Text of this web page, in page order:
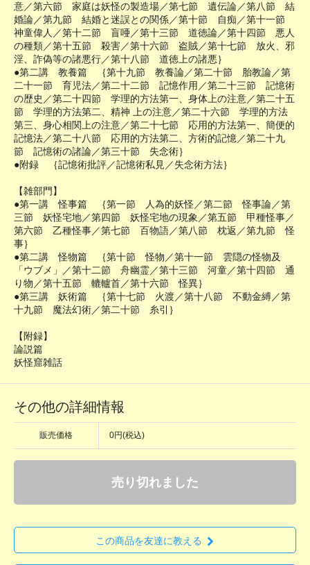
意／第六節 家庭は妖怪の製造場／第七節 遺伝論／第八節 結
婚論／第九節 結婚と迷誤との関係／第十節 自痴／第十一節
神童偉人／第十二節 盲唖／第十三節 道徳論／第十四節 悪人
の種類／第十五節 殺害／第十六節 盗賊／第十七節 放火、邪
淫、詐偽等の諸悪行／第十八節 道徳上の諸悪｝
●第二講 教養篇 ｛第十九節 教養論／第二十節 胎教論／第
二十一節 育児法／第二十二節 記憶作用／第二十三節 記憶術
の歴史／第二十四節 学理的方法第一、身体上の注意／第二十五
節 学理的方法第二、精神 上の注意／第二十六節 学理的方法
第三、身心相関上の注意／第二十七節 応用的方法第一、簡便的
記憶法／第二十八節 応用的方法第二、方術的記憶／第二十九
節 記憶術の諸論／第三十節 失念術｝
●附録 ｛記憶術批評／記憶術私見／失念術方法｝
【雑部門】
●第一講 怪事篇 ｛第一節 人為的妖怪／第二節 怪事論／第
三節 妖怪宅地／第四節 妖怪宅地の現象／第五節 甲種怪事／
第六節 乙種怪事／第七節 百物語／第八節 枕返／第九節 怪
事｝
●第二講 怪物篇 ｛第十節 怪物／第十一節 雲隠の怪物及
「ウブメ」／第十二節 舟幽霊／第十三節 河童／第十四節 通
り物／第十五節 轆轤首／第十六節 怪異｝
●第三講 妖術篇 ｛第十七節 火渡／第十八節 不動金縛／第
十九節 魔法幻術／第二十節 糸引｝
【附録】
論説篇
妖怪窟雑話
その他の詳細情報
販売価格 0円(税込)
売り切れました
この商品を友達に教える